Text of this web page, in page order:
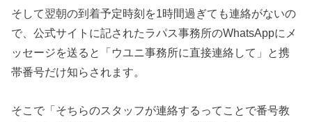
そして翌朝の到着予定時刻を1時間過ぎても連絡がないの
で、公式サイトに記されたラパス事務所のWhatsAppにメ
ッセージを送ると「ウユニ事務所に直接連絡して」と携
帯番号だけ知らされます。
そこで「そちらのスタッフが連絡するってことで番号教